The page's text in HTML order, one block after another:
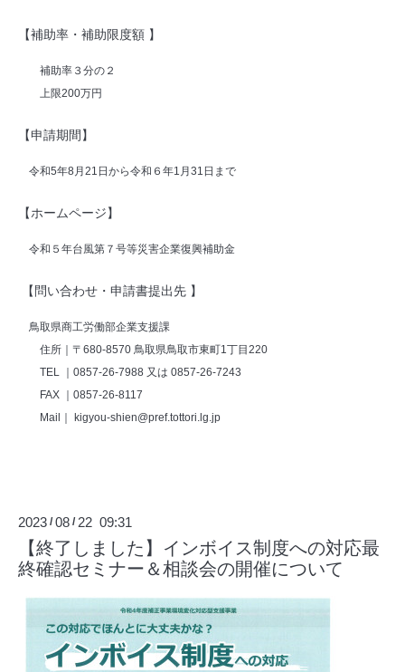
【補助率・補助限度額 】
補助率３分の２
上限200万円
【申請期間】
令和5年8 月21 日から令和６年1 月31日まで
【ホームページ】
令和５年台風第７号等災害企業復興補助金
【問い合わせ・申請書提出先 】
鳥取県商工労働部企業支援課
住所｜〒 680-8570 鳥取県鳥取市東町1 丁目220
TEL ｜0857-26-7988 又は 0857-26-7243
FAX ｜0857-26-8117
Mail｜ kigyou-shien@pref.tottori.lg.jp
2023 /08 / 22 09:31
【終了しました】インボイス制度への対応最
終確認セミナー＆相談会の開催について